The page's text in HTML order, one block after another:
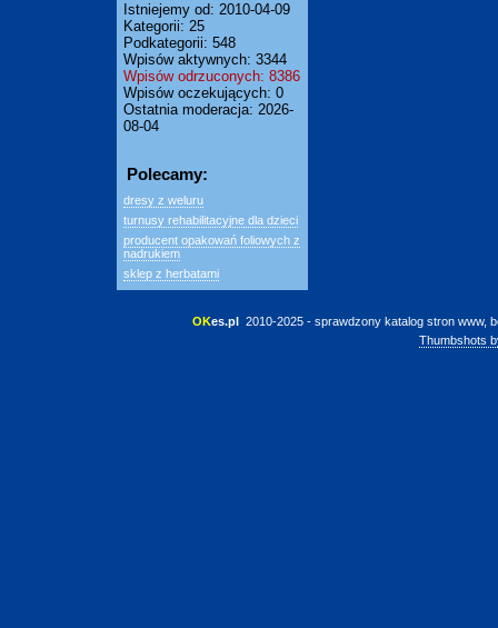
Istniejemy od: 2010-04-09
Kategorii: 25
Podkategorii: 548
Wpisów aktywnych: 3344
Wpisów odrzuconych: 8386
Wpisów oczekujących: 0
Ostatnia moderacja: 2026-
08-04
Polecamy:
dresy z weluru
turnusy rehabilitacyjne dla dzieci
producent opakowań foliowych z
nadrukiem
sklep z herbatami
OKes.pl 2010-2025 - sprawdzony katalog stron www,
Thumbshots